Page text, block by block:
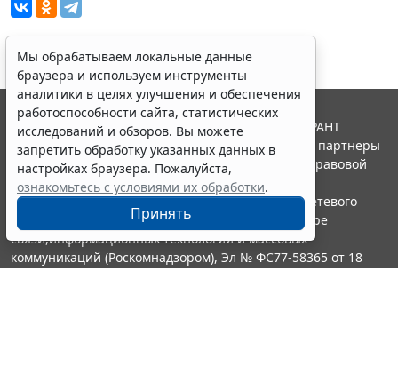
Мы обрабатываем локальные данные
браузера и используем инструменты
аналитики в целях улучшения и обеспечения
работоспособности сайта, статистических
исследований и обзоров. Вы можете
запретить обработку указанных данных в
настройках браузера. Пожалуйста,
ознакомьтесь с условиями их обработки.
Принять
© ООО "НПП "ГАРАНТ-СЕРВИС", 2026. Система ГАРАНТ
выпускается с 1990 года. Компания "Гарант" и ее партнеры
являются участниками Российской ассоциации правовой
информации ГАРАНТ.
Портал ГАРАНТ.РУ зарегистрирован в качестве сетевого
издания Федеральной службой по надзору в сфере
связи,информационных технологий и массовых
коммуникаций (Роскомнадзором), Эл № ФС77-58365 от 18